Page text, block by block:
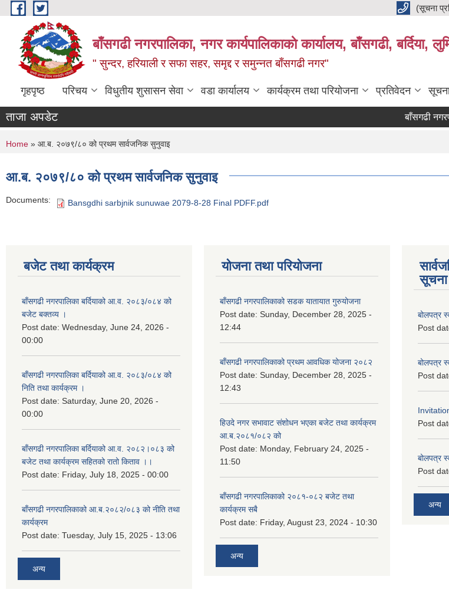
Skip to main content (सूचना
बाँसगढी नगरपालिका, नगर कार्यपालिकाकाे कार्यालय, बाँसगढी, बर्दिया,
" सुन्दर, हरियाली र सफा सहर, समृद्द र समुन्नत बाँसगढी नगर"
गृहपृष्ठ परिचय विधुतीय शुसासन सेवा वडा कार्यालय कार्यक्रम तथा परियोजना प्रतिवेदन
ताजा अपडेट बाँसगढी
You are here
Home » आ.ब. २०७९/८० को प्रथम सार्वजनिक सुनुवाइ
आ.ब. २०७९/८० को प्रथम सार्वजनिक सुनुवाइ
Documents: Bansgdhi sarbjnik sunuwae 2079-8-28 Final PDFF.pdf
बजेट तथा कार्यक्रम
बाँसगढी नगरपालिका बर्दियाको आ.व. २०८३/०८४ को
बजेट बक्तव्य ।
Post date: Wednesday, June 24, 2026 -
00:00
बाँसगढी नगरपालिका बर्दियाको आ.व. २०८३/०८४ को
निति तथा कार्यक्रम ।
Post date: Saturday, June 20, 2026 -
00:00
बाँसगढी नगरपालिका बर्दियाको आ.व. २०८२।०८३ को
बजेट तथा कार्यक्रम सहितको रातो किताव ।।
Post date: Friday, July 18, 2025 - 00:00
बाँसगढी नगरपालिकाको आ.ब.२०८२/०८३ को नीति तथा
कार्यक्रम
Post date: Tuesday, July 15, 2025 - 13:06
अन्य
योजना तथा परियोजना
बाँसगढी नगरपालिकाको सडक यातायात गुरुयोजना
Post date: Sunday, December 28, 2025 -
12:44
बाँसगढी नगरपालिकाको प्रथम आवधिक योजना २०८२
Post date: Sunday, December 28, 2025 -
12:43
हिउदे नगर सभावाट संशोधन भएका बजेट तथा कार्यक्रम
आ.ब.२०८१/०८२ को
Post date: Monday, February 24, 2025 -
11:50
बाँसगढी नगरपालिकाको २०८१-०८२ बजेट तथा
कार्यक्रम सबै
Post date: Friday, August 23, 2024 - 10:30
अन्य
सूचना
बोलपत्र
Post
बोलपत्र
Post
Post
बोलपत्र
Post
अन्य